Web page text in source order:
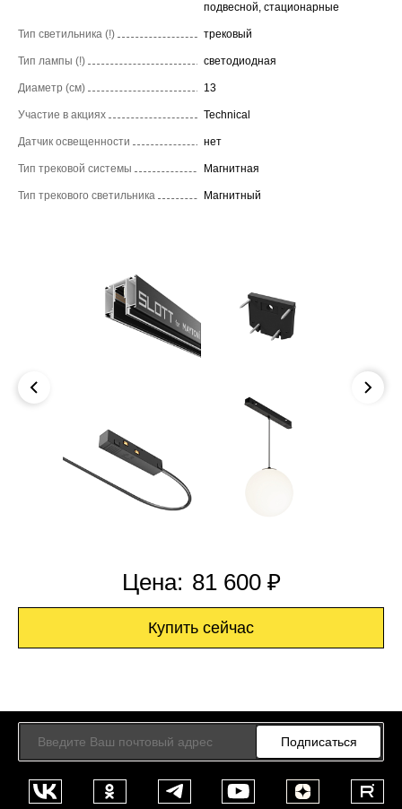
подвесной, стационарные
Тип светильника (!) трековый
Тип лампы (!) светодиодная
Диаметр (см) 13
Участие в акциях Technical
Датчик освещенности нет
Тип трековой системы Магнитная
Тип трекового светильника Магнитный
Цена: 81 600 ₽
Купить сейчас
Подписаться